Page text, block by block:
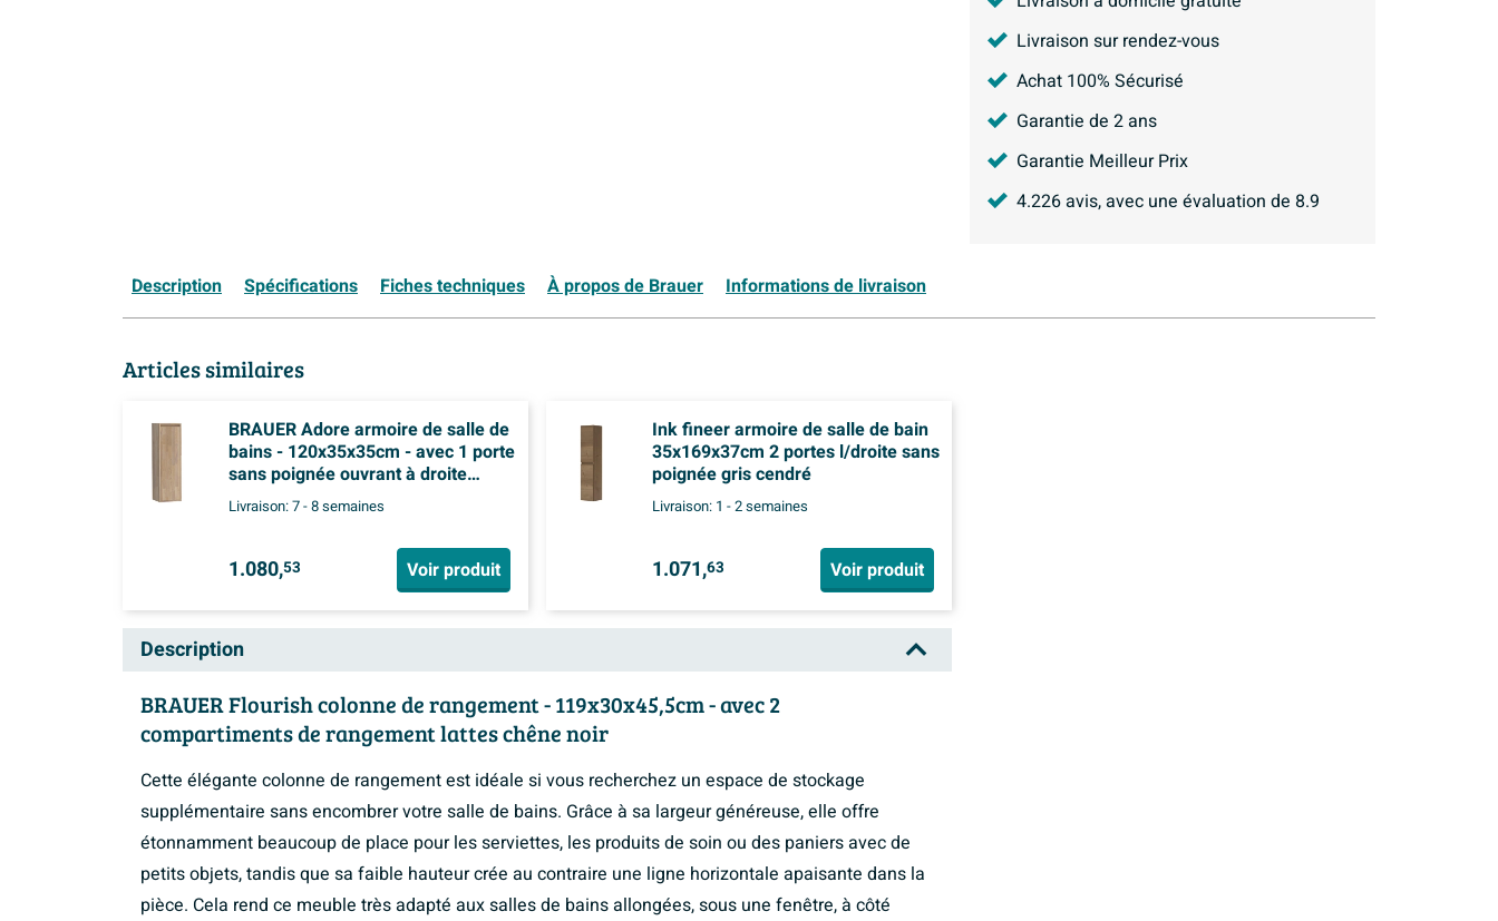
Livraison sur rendez-vous
Achat 100% Sécurisé
Garantie de 2 ans
Garantie Meilleur Prix
4.226avis, avec une évaluation de 8.9
Description Spécifications Fiches techniques À propos de Brauer Informations de livraison
Articles similaires
BRAUER Adore armoire de salle de
bains - 120x35x35cm - avec 1 porte
sans poignée ouvrant à droite
chêne à entures grises
Livraison:7 - 8 semaines
1.080,53 Voir produit
Ink fineer armoire de salle de bain
35x169x37cm 2 portes l/droite sans
poignée gris cendré
Livraison: 1 - 2 semaines
1.071,63 Voir produit
Description
BRAUER Flourish colonne de rangement - 119x30x45,5cm - avec 2
compartiments de rangement lattes chêne noir
Cette élégante colonne de rangement est idéale si vous recherchez un espace de stockage
supplémentaire sans encombrer votre salle de bains. Grâce à sa largeur généreuse, elle offre
étonnamment beaucoup de place pour les serviettes, les produits de soin ou des paniers avec de
petits objets, tandis que sa faible hauteur crée au contraire une ligne horizontale apaisante dans la
pièce. Cela rend ce meuble très adapté aux salles de bains allongées, sous une fenêtre, à côté